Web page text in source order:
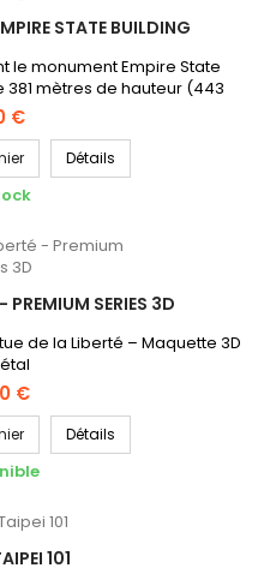
STATE BUILDING
le monument Empire State
381 mètres de hauteur (443
en plein Manhattant à New-
10cm de hauteur environ une
le côté éclatant du métal. Ce
outils adaptés et...
€
Détails
PREMIUM SERIES 3D
de la Liberté – Maquette 3D
€
Détails
101